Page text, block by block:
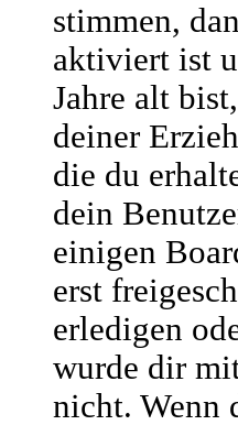
stimmen,
aktiviert ist
Jahre alt
deiner
die du
dein
einigen
erst
erledigen
wurde dir
nicht. Wenn